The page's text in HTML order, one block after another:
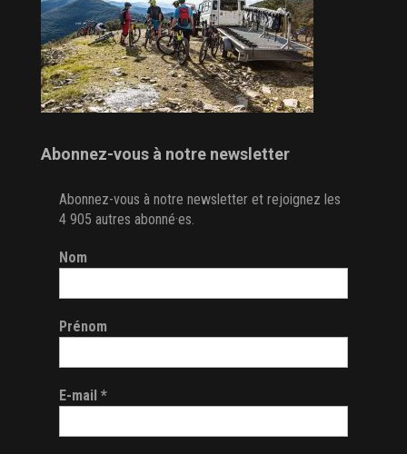
Abonnez-vous à notre newsletter
Abonnez-vous à notre newsletter et rejoignez les
4 905 autres abonné·es.
Nom
Prénom
E-mail *